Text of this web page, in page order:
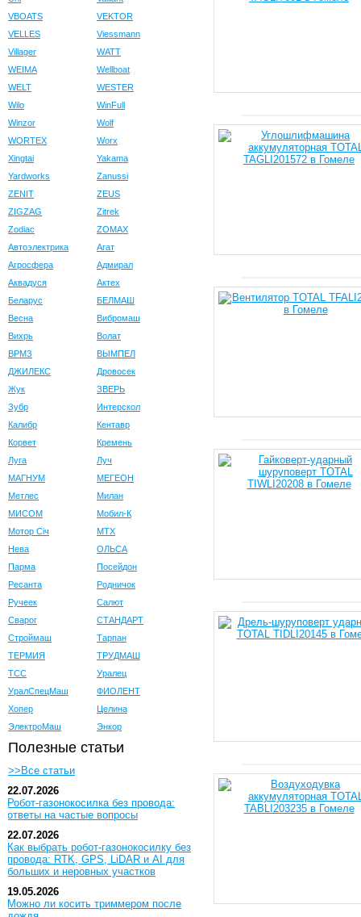
VBOATS
VEKTOR
VELLES
Viessmann
Villager
WATT
WEIMA
Wellboat
WELT
WESTER
Wilo
WinFull
Winzor
Wolf
WORTEX
Worx
Xingtai
Yakama
Yardworks
Zanussi
ZENIT
ZEUS
ZIGZAG
Zitrek
Zodiac
ZOMAX
Автоэлектрика
Агат
Агросфера
Адмирал
Аквадуся
Актех
Беларус
БЕЛМАШ
Весна
Вибромаш
Вихрь
Волат
ВРМЗ
ВЫМПЕЛ
ДЖИЛЕКС
Дровосек
Жук
ЗВЕРЬ
Зубр
Интерскол
Калибр
Кентавр
Корвет
Кремень
Луга
Луч
МАГНУМ
МЕГЕОН
Метлес
Милан
МИСОМ
Мобил-К
Мотор Сiч
МТХ
Нева
ОЛЬСА
Парма
Посейдон
Ресанта
Родничок
Ручеек
Салют
Сварог
СТАНДАРТ
Строймаш
Тарпан
ТЕРМИЯ
ТРУДМАШ
ТСС
Уралец
УралСпецМаш
ФИОЛЕНТ
Хопер
Целина
ЭлектроМаш
Энкор
Полезные статьи
>>Все статьи
22.07.2026
Робот-газонокосилка без провода:
ответы на частые вопросы
22.07.2026
Как выбрать робот-газонокосилку без
провода: RTK, GPS, LiDAR и AI для
больших и неровных участков
19.05.2026
Можно ли косить триммером после